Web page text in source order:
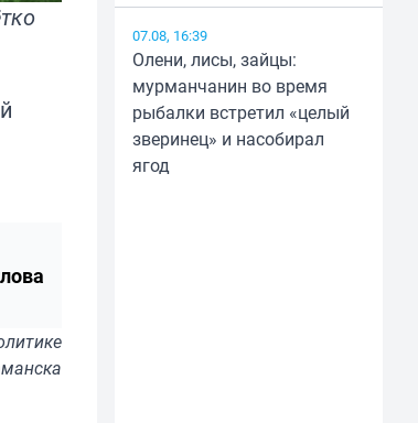
07.08, 16:39
Олени, лисы, зайцы:
мурманчанин во время
рыбалки встретил «целый
зверинец» и насобирал
ягод